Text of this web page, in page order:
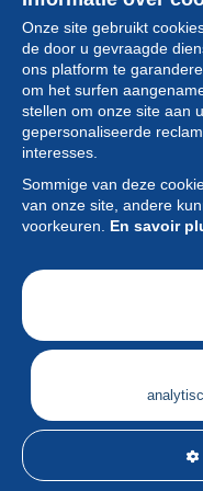
Onze site gebruikt
de door u gevraagde
ons platform te
om het surfen
stellen om onze site aan
gepersonaliseerde
interesses.
Sommige van deze
van onze site, andere
voorkeuren. En savoir
Collectie
Nieuws
Functie
Vereniging
Diensten
Schrijven